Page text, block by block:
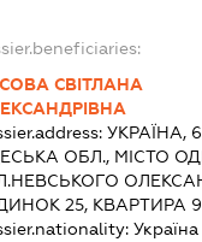
СВІТЛАНА
УКРАЇНА,
ОБЛ., МІСТО
25, КВАРТИРА 9
Україна